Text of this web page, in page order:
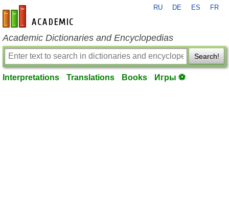
en-academic.com
RU DE ES FR
Academic Dictionaries and Encyclopedias
Search!
Interpretations Translations Books Игры ⚽